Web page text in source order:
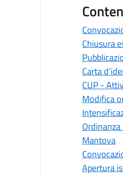
Chiusura
Carta
CUP -
Modifica
Mantova
Apertura